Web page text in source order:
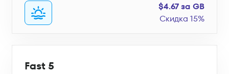
$4.67 за GB
Скидка 15%
Fast 5